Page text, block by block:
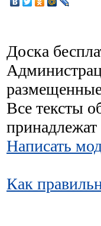
Доска
Все тексты
принадлежат
Написать
Как